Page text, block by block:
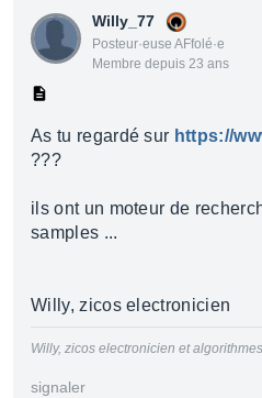
Willy_77
Posteur·euse AFfolé·e
Membre depuis 23 ans
As tu regardé sur https://
???
ils ont un moteur de
samples ...
Willy, zicos electronicien
Willy, zicos electronicien et
signaler